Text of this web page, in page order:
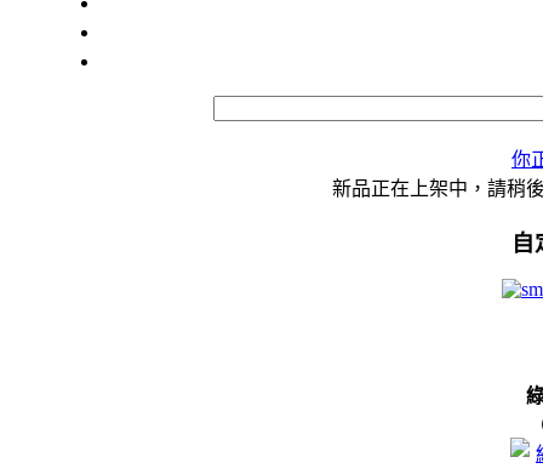
你
新品正在上架中，請稍
自